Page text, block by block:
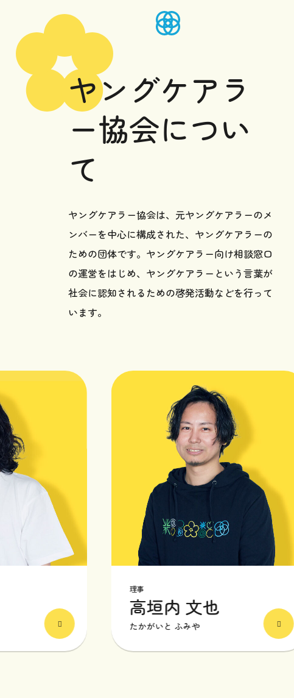
ヤングケアラ
ー協会につい
て
ヤングケアラー協会は、元ヤングケアラーのメ
ンバーを中心に構成された、ヤングケアラーの
ための団体です。ヤングケアラー向け相談窓口
の運営をはじめ、ヤングケアラーという言葉が
社会に認知されるための啓発活動などを行って
います。
理事
高垣内 文也
たかがいと ふみや